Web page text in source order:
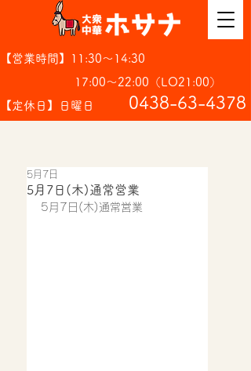
【営業時間】11:30～14:30
17:00～22:00（LO21:00）
【定休日】日曜日
​0438-63-4378
5月7日(木)通常営業
5月7日
5月7日(木)通常営業